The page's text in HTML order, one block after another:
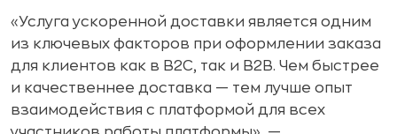
«Услуга ускоренной доставки является одним
из ключевых факторов при оформлении заказа
для клиентов как в B2C, так и B2B. Чем быстрее
и качественнее доставка — тем лучше опыт
взаимодействия с платформой для всех